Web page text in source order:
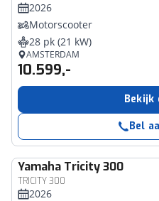
2026
Motorscooter
28 pk (21 kW)
AMSTERDAM
10.599,-
Bekijk
Bel
Yamaha Tricity 300
TRICITY 300
2026